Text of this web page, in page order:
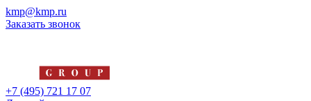
kmp@kmp.ru
Заказать звонок
+7 (495) 721 17 07